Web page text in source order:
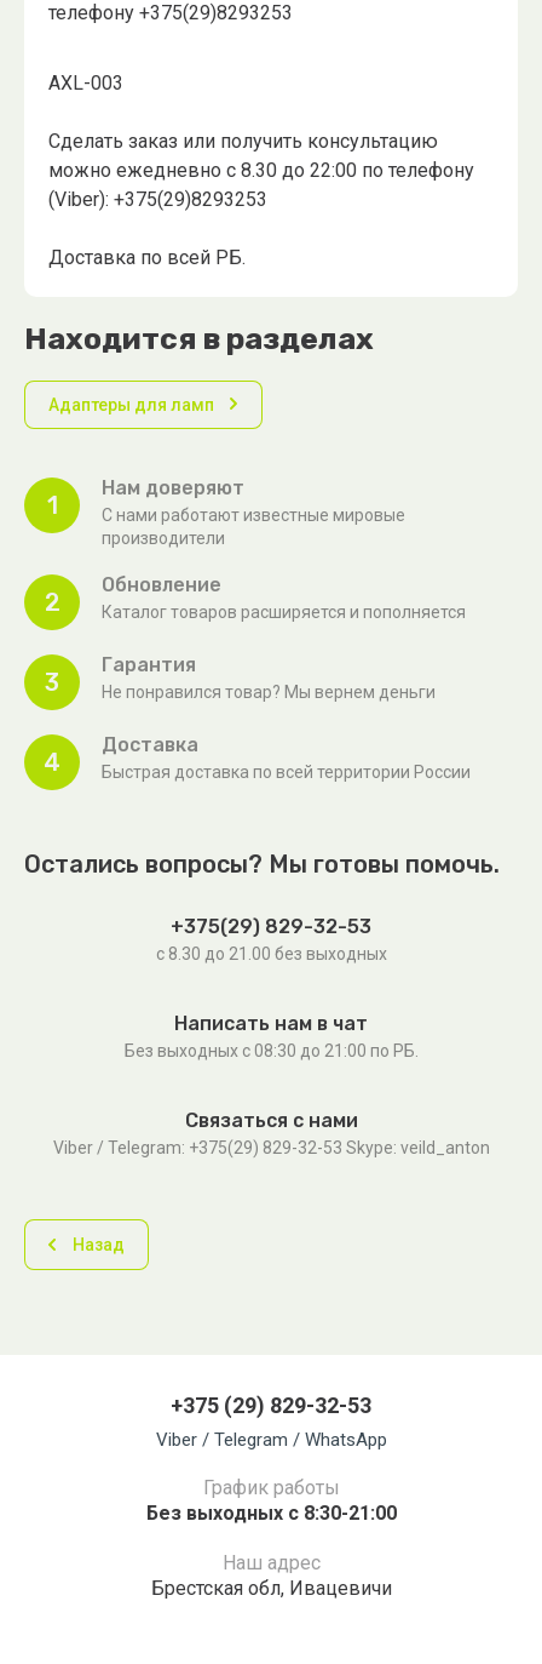
телефону +375(29)8293253
AXL-003
Сделать заказ или получить консультацию
можно ежедневно с 8.30 до 22:00 по телефону
(Viber): +375(29)8293253
Доставка по всей РБ.
Находится в разделах
Адаптеры для ламп
1
Нам доверяют
С нами работают известные мировые
производители
2
Обновление
Каталог товаров расширяется и пополняется
3
Гарантия
Не понравился товар? Мы вернем деньги
4
Доставка
Быстрая доставка по всей территории России
Остались вопросы? Мы готовы помочь.
+375(29) 829-32-53
с 8.30 до 21.00 без выходных
Написать нам в чат
Без выходных c 08:30 до 21:00 по РБ.
Связаться с нами
Viber / Telegram: +375(29) 829-32-53 Skype: veild_anton
Назад
+375 (29) 829-32-53
Viber / Telegram / WhatsApp
График работы
Без выходных с 8:30-21:00
Наш адрес
Брестская обл, Ивацевичи